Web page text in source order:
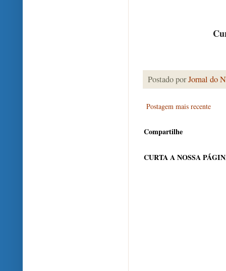
Postado porJornal do
Postagem mais recente
Compartilhe
CURTA A NOSSA